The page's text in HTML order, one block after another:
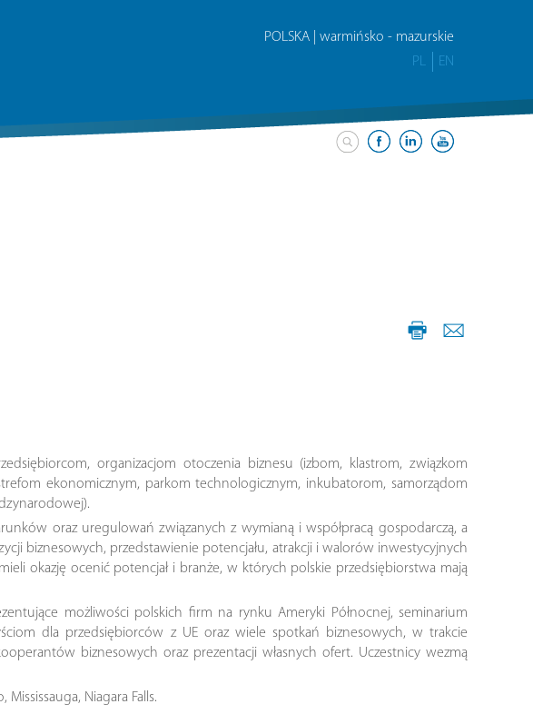
POLSKA | warmińsko - mazurskie
PL
EN
organizacjom otoczenia biznesu (izbom, klastrom, związkom
ekonomicznym, parkom technologicznym, inkubatorom, samorządom
oraz uregulowań związanych z wymianą i współpracą gospodarczą, a
biznesowych, przedstawienie potencjału, atrakcji i walorów inwestycyjnych
okazję ocenić potencjał i branże, w których polskie przedsiębiorstwa mają
możliwości polskich firm na rynku Ameryki Północnej, seminarium
dla przedsiębiorców z UE oraz wiele spotkań biznesowych, w trakcie
biznesowych oraz prezentacji własnych ofert. Uczestnicy wezmą
Niagara Falls.